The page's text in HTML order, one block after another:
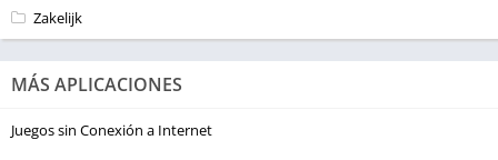
Zakelijk
MÁS APLICACIONES
Juegos sin Conexión a Internet